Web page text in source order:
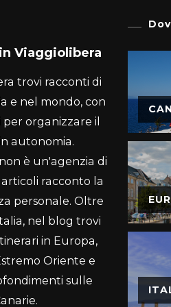
Viaggiolibera
trovi racconti di
e nel mondo, con
organizzare il
autonomia.
è un'agenzia di
racconto la
personale. Oltre
nel blog trovi
in Europa,
Oriente e
sulle